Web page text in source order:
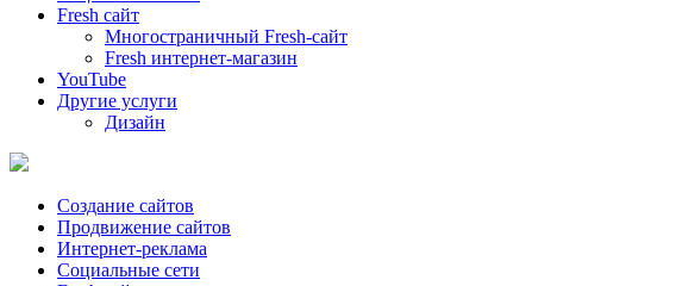
Fresh сайт
Многостраничный Fresh-сайт
Fresh интернет-магазин
YouTube
Другие услуги
Дизайн
Создание сайтов
Продвижение сайтов
Интернет-реклама
Социальные сети